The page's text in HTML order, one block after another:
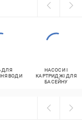
ДЛЯ
ВОДИ
НАСОСИ І
КАРТРИДЖІ ДЛЯ
БАСЕЙНУ